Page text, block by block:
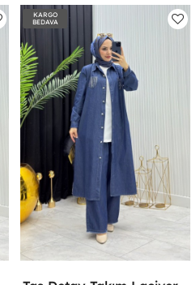
KARGO
BEDAVA